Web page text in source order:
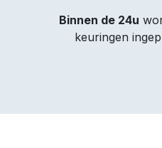
Binnen de 24u
keuringen